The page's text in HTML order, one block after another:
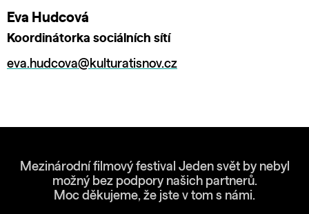
Eva Hudcová
Koordinátorka sociálních sítí
eva.hudcova@kulturatisnov.cz
Mezinárodní filmový festival Jeden svět by nebyl
možný bez podpory našich partnerů.
Moc děkujeme, že jste v tom s námi.